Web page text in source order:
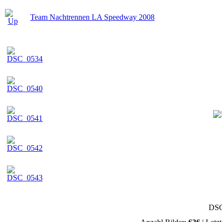
Team Nachtrennen LA Speedway 2008